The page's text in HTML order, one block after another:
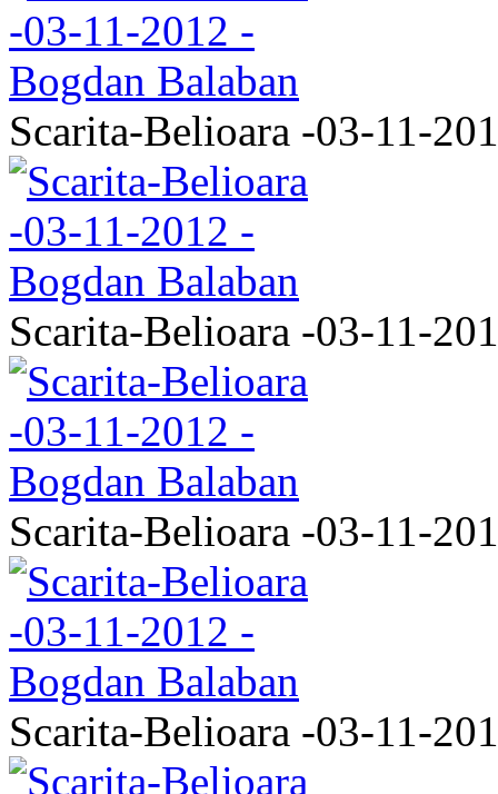
Scarita-Belioara -03-11-
Scarita-Belioara -03-11-
Scarita-Belioara -03-11-
Scarita-Belioara -03-11-